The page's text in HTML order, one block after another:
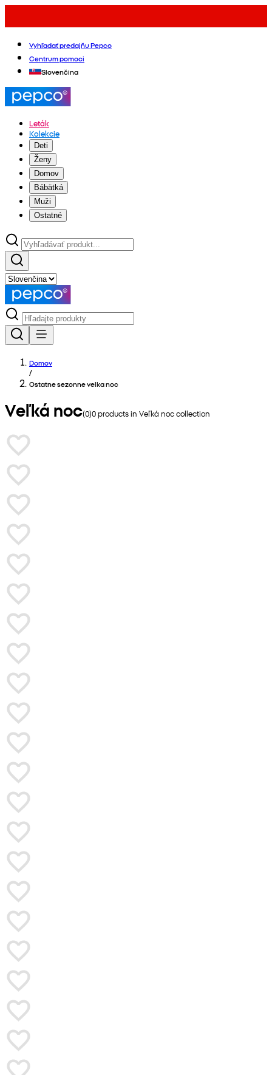
Vyhľadať predajňu Pepco
Centrum pomoci
Slovenčina
Leták
Kolekcie
Deti
Ženy
Domov
Bábätká
Muži
Ostatné
Domov
/
Ostatne sezonne velka noc
Veľká noc(0)0products in Veľká noccollection